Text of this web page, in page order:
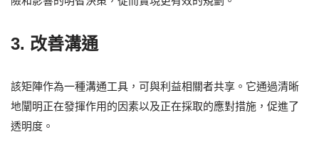
3. 改善溝通
該矩陣作為一種溝通工具，可與利益相關者共享。它通過清晰
地闡明正在發揮作用的因素以及正在採取的應對措施，促進了
透明度。